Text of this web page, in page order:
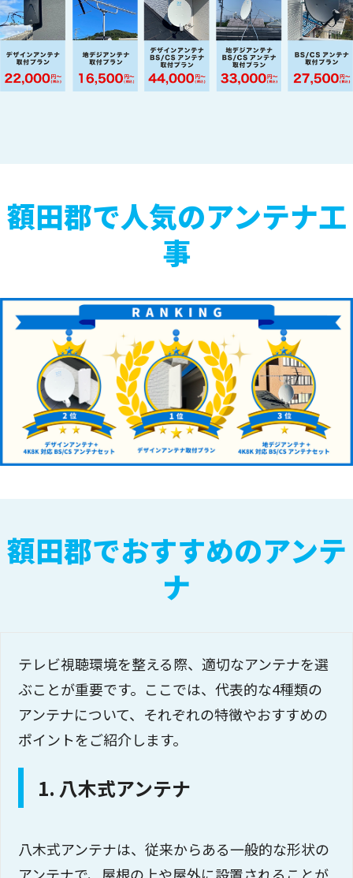
額田郡で人気のアンテナ工
事
額田郡でおすすめのアンテ
ナ
テレビ視聴環境を整える際、適切なアンテナを選
ぶことが重要です。ここでは、代表的な4種類の
アンテナについて、それぞれの特徴やおすすめの
ポイントをご紹介します。
1. 八木式アンテナ
八木式アンテナは、従来からある一般的な形状の